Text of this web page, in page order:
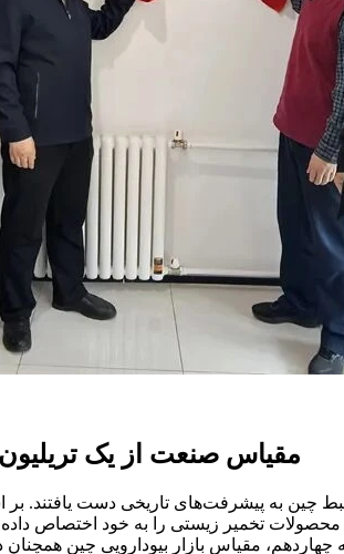
مقیاس صنعت از یک
چین به پیشرفت‌های تاریخی دست
است که چین بیش از 70 درصد تولید جهانی محصولات تخمیر